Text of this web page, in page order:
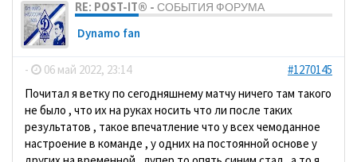
RE: POST-IT® - СОБЫТИЯ ФОРУМА
Dynamo fan
- 06 май 2022, 23:14
#1270145
Почитал я ветку по сегодняшнему матчу ничего там такого
не было , что их на руках носить что ли после таких
результатов , такое впечатление что у всех чемоданное
настроение в команде , у одних на постоянной основе у